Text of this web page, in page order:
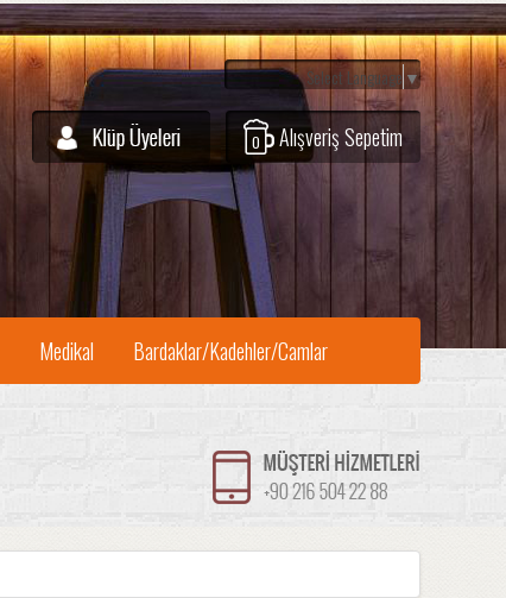
Alışveriş Sepetim
0
Select Language ▼
Medikal Bardaklar/Kadehler/Camlar